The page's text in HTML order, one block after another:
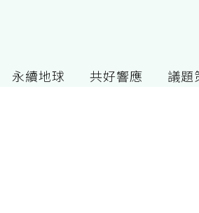
永續地球 共好響應 議題